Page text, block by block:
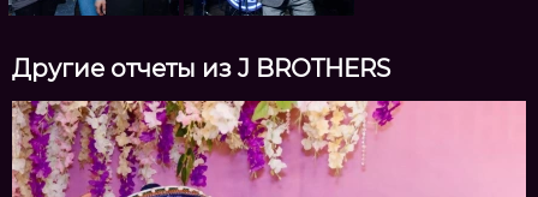
Другие отчеты из J BROTHERS